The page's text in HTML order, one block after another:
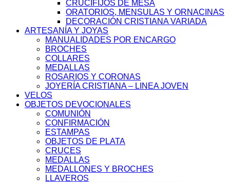
CRUCIFIJOS DE MESA
ORATORIOS, MENSULAS Y ORNACINAS
DECORACIÓN CRISTIANA VARIADA
ARTESANÍA Y JOYAS
MANUALIDADES POR ENCARGO
BROCHES
COLLARES
MEDALLAS
ROSARIOS Y CORONAS
JOYERÍA CRISTIANA – LINEA JOVEN
VELOS
OBJETOS DEVOCIONALES
COMUNIÓN
CONFIRMACIÓN
ESTAMPAS
OBJETOS DE PLATA
CRUCES
MEDALLAS
MEDALLONES Y BROCHES
LLAVEROS